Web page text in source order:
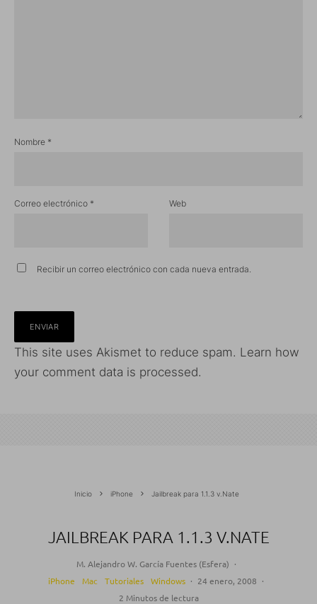
Nombre *
Correo electrónico * Web
Recibir un correo electrónico con cada nueva entrada.
This site uses Akismet to reduce spam. Learn how
your comment data is processed.
Inicio iPhone Jailbreak para 1.1.3 v.Nate
JAILBREAK PARA 1.1.3 V.NATE
M. Alejandro W. García Fuentes (Esfera) ·
iPhone
Mac Tutoriales Windows · 24 enero, 2008 ·
2 Minutos de lectura